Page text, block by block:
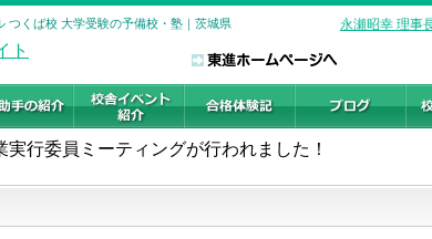
つくば校 大学受験の予備校・塾｜茨城県 永瀬昭幸 理事
実行委員ミーティングが行われました！